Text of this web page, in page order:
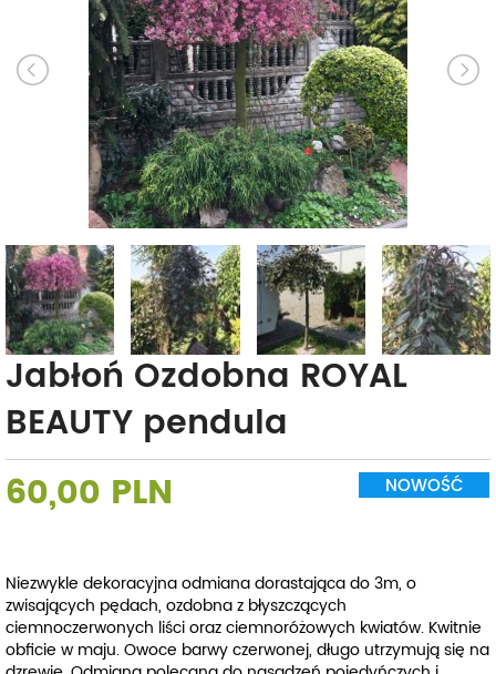
Jabłoń Ozdobna ROYAL
BEAUTY pendula
60,00 PLN
NOWOŚĆ
Niezwykle dekoracyjna odmiana dorastająca do 3m, o
zwisających pędach, ozdobna z błyszczących
ciemnoczerwonych liści oraz ciemnoróżowych kwiatów. Kwitnie
obficie w maju. Owoce barwy czerwonej, długo utrzymują się na